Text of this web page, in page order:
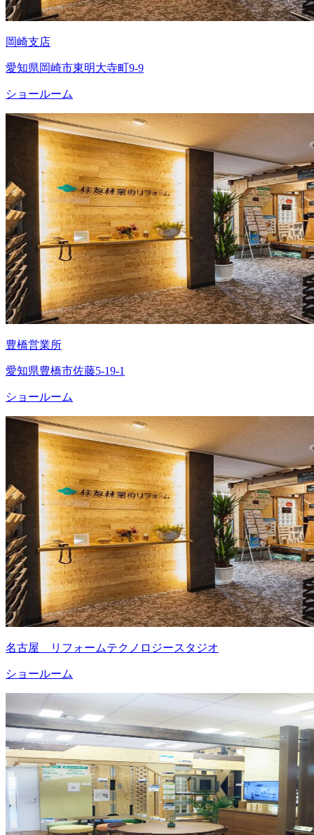
岡崎支店
愛知県岡崎市東明大寺町9-9
ショールーム
豊橋営業所
愛知県豊橋市佐藤5-19-1
ショールーム
名古屋 リフォームテクノロジースタジオ
ショールーム